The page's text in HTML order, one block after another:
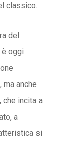
classico.
del
oggi
anche
che incita a
a
si